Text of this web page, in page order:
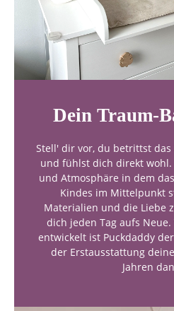
Dein Traum-
Stell' dir vor, du betrittst
und fühlst dich direkt wohl.
und Atmosphäre in dem
Kindes im Mittelpunkt
Materialien und die Liebe
dich jeden Tag aufs
entwickelt ist Puckdaddy
der Erstausstattung
Jahren